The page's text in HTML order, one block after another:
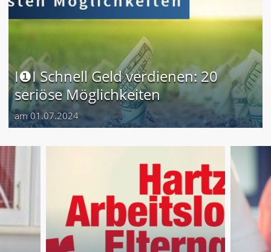
I❶I Schnell Geld verdienen: 20
seriöse Möglichkeiten
am 01.07.2024